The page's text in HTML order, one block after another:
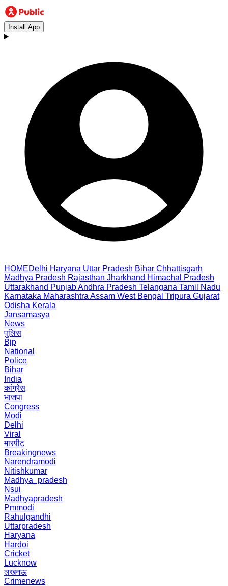
Install App
HOMEDelhi Haryana Uttar Pradesh Bihar Chhattisgarh
Madhya Pradesh Rajasthan Jharkhand Himachal Pradesh
Uttarakhand PunjabAndhra Pradesh Telangana Tamil Nadu
Karnataka Maharashtra Assam West Bengal Tripura Gujarat
Odisha Kerala
Jansamasya
News
पुलिस
Bjp
National
Police
Bihar
India
कांग्रेस
भाजपा
Congress
Modi
Delhi
Viral
मारपीट
Breakingnews
Narendramodi
Nitishkumar
Madhya_pradesh
Nsui
Madhyapradesh
Pmmodi
Rahulgandhi
Uttarpradesh
Haryana
Hardoi
Cricket
Lucknow
लखनऊ
Crimenews